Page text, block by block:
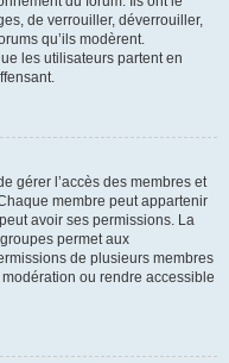
de verrouiller, déverrouiller,
qu’ils modèrent.
les utilisateurs partent en
gérer l’accès des membres et
membre peut appartenir
avoir ses permissions. La
permet aux
de plusieurs membres
ou rendre accessible